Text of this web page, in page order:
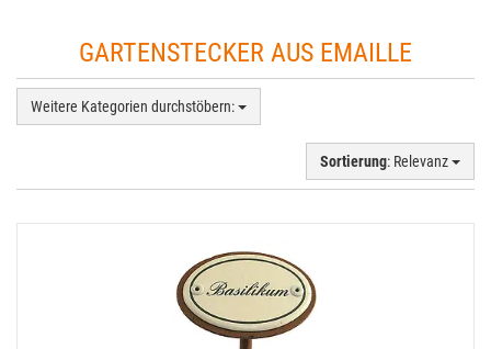
GARTENSTECKER AUS EMAILLE
Weitere Kategorien durchstöbern:
Sortierung: Relevanz